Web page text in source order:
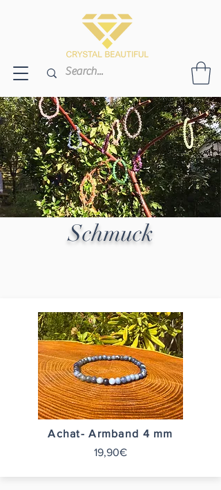
Schmuck
Achat- Armband 4 mm
19,90€